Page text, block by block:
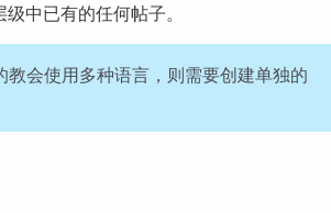
中已有的任何帖子。
教会使用多种语言，则需要创建单独的